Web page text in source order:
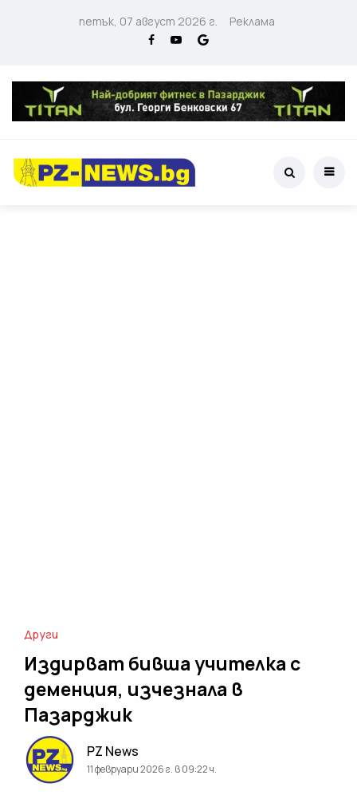
петък, 07 август 2026 г. Реклама
Други
Издирват бивша учителка с
деменция, изчезнала в
Пазарджик
PZ News
11 февруари 2026 г. в 09:22 ч.